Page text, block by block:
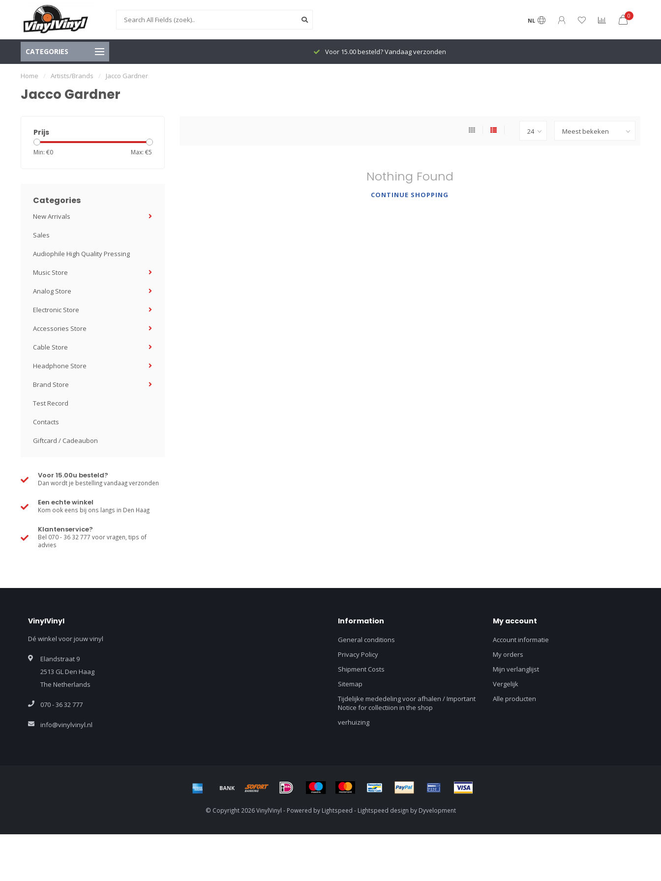
NL
0
CATEGORIES Voor 15.00 besteld? Vandaag verzonden
Home / Artists/Brands / Jacco Gardner
Jacco Gardner
Prijs
Min: €0 Max: €5
Categories
New Arrivals
Sales
Audiophile High Quality Pressing
Music Store
Analog Store
Electronic Store
Accessories Store
Cable Store
Headphone Store
Brand Store
Test Record
Contacts
Giftcard / Cadeaubon
Voor 15.00u besteld?
Dan wordt je bestelling vandaag verzonden
Een echte winkel
Kom ook eens bij ons langs in Den Haag
Klantenservice?
Bel 070 - 36 32 777 voor vragen, tips of
advies
Nothing Found
CONTINUE SHOPPING
VinylVinyl
Dé winkel voor jouw vinyl
Elandstraat 9
2513 GL Den Haag
The Netherlands
070 - 36 32 777
info@vinylvinyl.nl
Information
General conditions
Privacy Policy
Shipment Costs
Sitemap
Tijdelijke mededeling voor afhalen / Important
Notice for collectiion in the shop
verhuizing
My account
Account informatie
My orders
Mijn verlanglijst
Vergelijk
Alle producten
© Copyright 2026 VinylVinyl - Powered by Lightspeed - Lightspeed design by Dyvelopment